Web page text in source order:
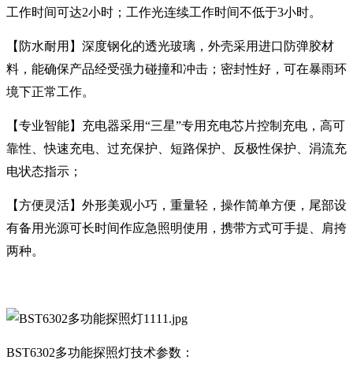
工作时间可达2小时；工作光连续工作时间不低于3小时。
【防水耐用】深度钢化的透光玻璃，外壳采用进口防弹胶材
料，能确保产品经受强力碰撞和冲击；密封性好，可在暴雨环
境下正常工作。
【专业智能】充电器采用“三星”专用充电芯片控制充电，高可
靠性、快速充电、过充保护、短路保护、反极性保护、涓流充
电状态指示；
【方便灵活】外形美观小巧，重量轻，操作简单方便，尾部设
有备用光源可长时间作应急照明使用，携带方式可手提、肩挎
两种。
BST6302多功能探照灯技术参数：